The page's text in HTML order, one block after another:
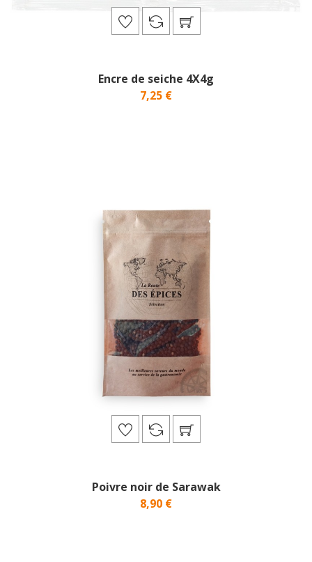
Encre de seiche 4X4g
7,25 €
Poivre noir de Sarawak
8,90 €